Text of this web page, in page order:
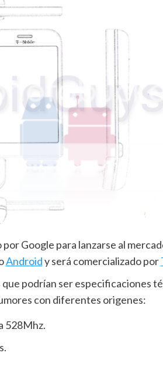
Google para lanzarse al
Androidy será comercializado por
que podrían ser especificaciones
con diferentes origenes:
528Mhz.